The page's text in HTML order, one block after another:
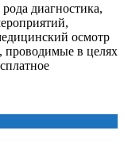
диагностика,
осмотр
проводимые в целях